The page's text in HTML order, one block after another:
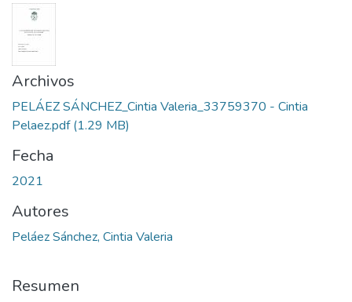
Archivos
PELÁEZ SÁNCHEZ_Cintia Valeria_33759370 - Cintia
Pelaez.pdf(1.29 MB)
Fecha
2021
Autores
Peláez Sánchez, Cintia Valeria
Resumen